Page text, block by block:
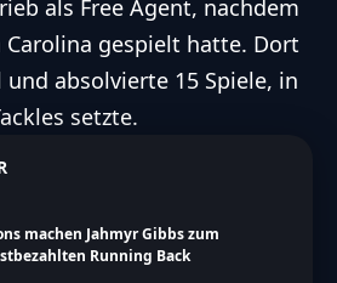
als Free Agent, nachdem
Carolina gespielt hatte. Dort
absolvierte 15 Spiele, in
setzte.
machen Jahmyr Gibbs zum
Running Back